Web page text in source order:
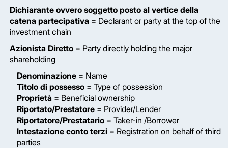
Dichiarante ovvero soggetto posto al vertice della
catena partecipativa = Declarant or party at the top of the
investment chain
Azionista Diretto = Party directly holding the major
shareholding
Denominazione = Name
Titolo di possesso = Type of possession
Proprietà = Beneficial ownership
Riportato/Prestatore = Provider/Lender
Riportatore/Prestatario = Taker-in /Borrower
Intestazione conto terzi = Registration on behalf of third
parties